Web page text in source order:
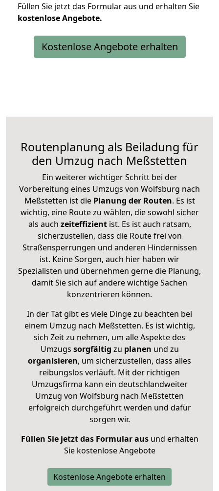
Füllen Sie jetzt das Formular aus und erhalten Sie
kostenloseAngebote.
Kostenlose Angebote erhalten
Routenplanung als Beiladung für
den Umzug nach Meßstetten
Ein weiterer wichtiger Schritt bei der
Vorbereitung eines Umzugs von Wolfsburg nach
Meßstetten ist diePlanung der Routen. Es ist
wichtig, eine Route zu wählen, die sowohl sicher
als auch zeiteffizientist. Es ist auch ratsam,
sicherzustellen, dass die Route frei von
Straßensperrungen und anderen Hindernissen
ist. Keine Sorgen, auch hier haben wir
Spezialisten und übernehmen gerne die Planung,
damit Sie sich auf andere wichtige Sachen
konzentrieren können.
In der Tat gibt es viele Dinge zu beachten bei
einem Umzug nach Meßstetten. Es ist wichtig,
sich Zeit zu nehmen, um alle Aspekte des
Umzugs sorgfältig zu planen und zu
organisieren, um sicherzustellen, dass alles
reibungslos verläuft. Mit der richtigen
Umzugsfirma kann ein deutschlandweiter
Umzug von Wolfsburg nach Meßstetten
erfolgreich durchgeführt werden und dafür
sorgen wir.
Füllen Sie jetzt das Formular ausund erhalten
Sie kostenlose Angebote
Kostenlose Angebote erhalten